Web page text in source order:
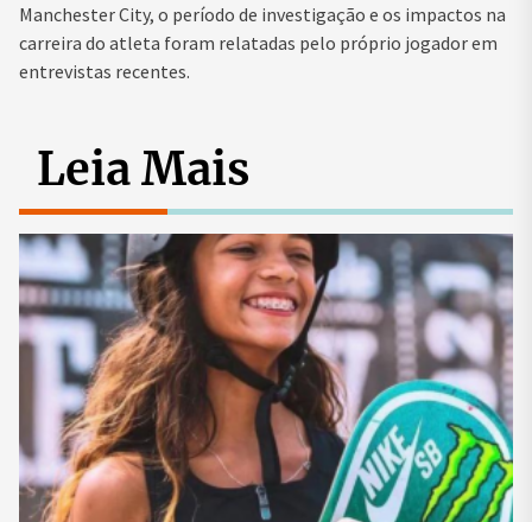
Manchester City, o período de investigação e os impactos na
carreira do atleta foram relatadas pelo próprio jogador em
entrevistas recentes.
Leia Mais